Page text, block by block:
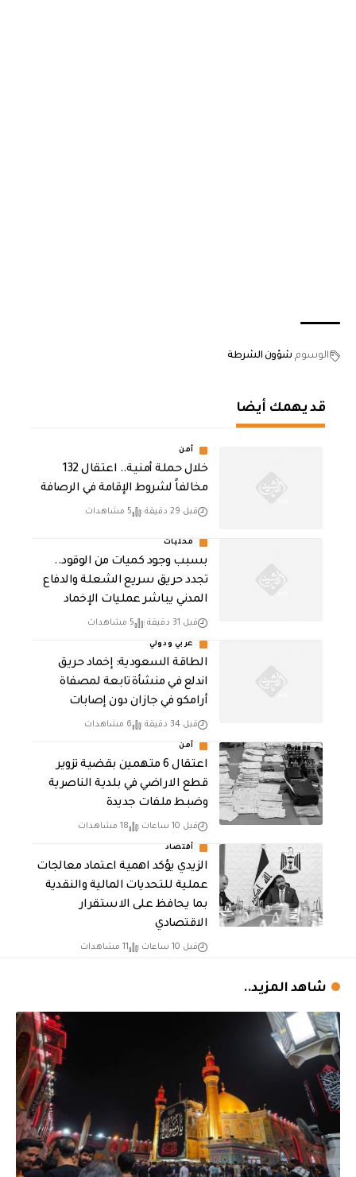
الوسوم شؤون الشرطة
قد يهمك أيضا
أمن
خلال حملة أمنية.. اعتقال 132
مخالفاً لشروط الإقامة في الرصافة
قبل 29 دقيقة 5 مشاهدات
محليات
بسبب وجود كميات من الوقود..
تجدد حريق سريع الشعلة والدفاع
المدني يباشر عمليات الإخماد
قبل 31 دقيقة 5 مشاهدات
عربي ودولي
‏الطاقة السعودية: إخماد حريق
اندلع في منشأة تابعة لمصفاة
أرامكو في جازان دون إصابات
قبل 34 دقيقة 6 مشاهدات
أمن
اعتقال 6 متهمين بقضية تزوير
قطع الاراضي في بلدية الناصرية
وضبط ملفات جديدة
قبل 10 ساعات 18 مشاهدات
أقتصاد
الزيدي يؤكد اهمية اعتماد معالجات
عملية للتحديات المالية والنقدية
بما يحافظ على الاستقرار
الاقتصادي
قبل 10 ساعات 11 مشاهدات
شاهد المزيد..